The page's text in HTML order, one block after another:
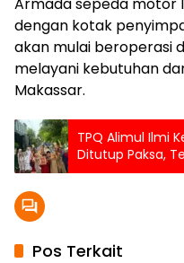
dengan kotak
akan mulai beroperasi
melayani kebutuhan
Makassar.
TPQ Alimul Ilmi
Ditutup Paksa,
Makassar atas
Pos Terkait